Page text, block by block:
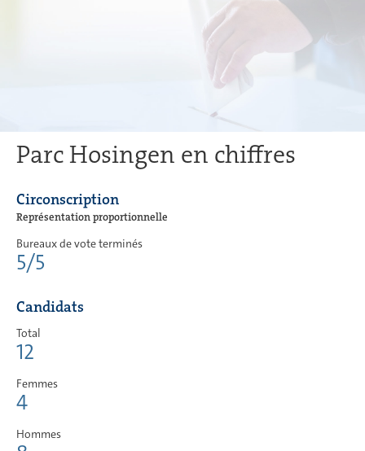
Parc Hosingen en chiffres
Circonscription
Représentation proportionnelle
Bureaux de vote terminés
5/5
Candidats
Total
12
Femmes
4
Hommes